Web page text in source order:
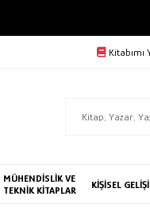
Kitabımı
MÜHENDİSLİK VE
TEKNİK KİTAPLAR
KİŞİSEL